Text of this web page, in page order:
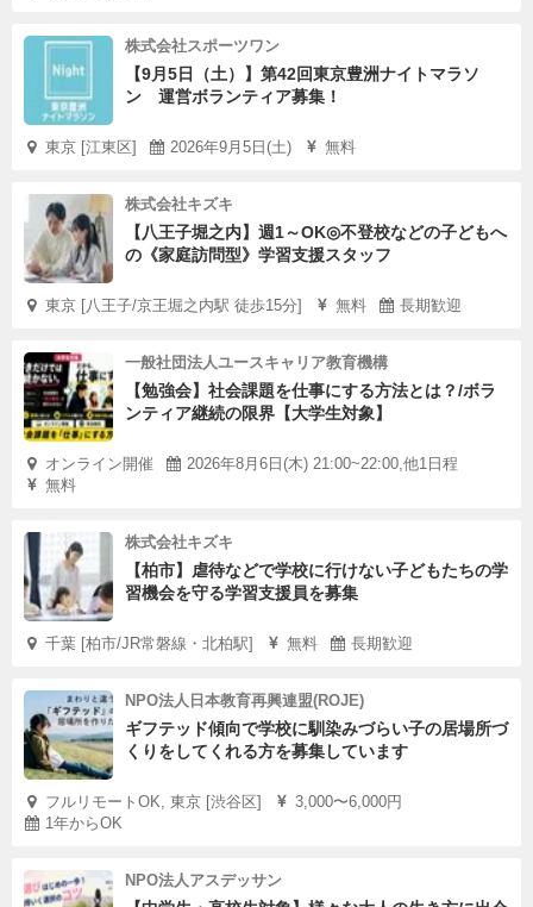
株式会社スポーツワン
【9月5日（土）】第42回東京豊洲ナイトマラソ
ン 運営ボランティア募集！
東京 [江東区] 2026年9月5日(土) 無料
株式会社キズキ
【八王子堀之内】週1～OK◎不登校などの子どもへ
の《家庭訪問型》学習支援スタッフ
東京 [八王子/京王堀之内駅 徒歩15分] 無料 長期歓迎
一般社団法人ユースキャリア教育機構
【勉強会】社会課題を仕事にする方法とは？/ボラ
ンティア継続の限界【大学生対象】
オンライン開催
2026年8月6日(木) 21:00~22:00,他1日程
無料
株式会社キズキ
【柏市】虐待などで学校に行けない子どもたちの学
習機会を守る学習支援員を募集
千葉 [柏市/JR常磐線・北柏駅] 無料 長期歓迎
NPO法人日本教育再興連盟(ROJE)
ギフテッド傾向で学校に馴染みづらい子の居場所づ
くりをしてくれる方を募集しています
フルリモートOK, 東京 [渋谷区]
3,000〜6,000円
1年からOK
NPO法人アスデッサン